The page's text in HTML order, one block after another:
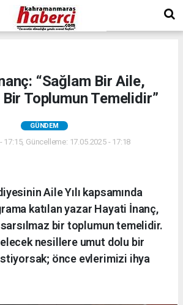
“Sağlam Bir Aile,
Bir Toplumun Temelidir”
GÜNDEM
17:15, Güncelleme: 17.05.2025 - 17:18
Aile Yılı kapsamında
katılan yazar Hayati İnanç,
bir toplumun temelidir.
nesillere umut dolu bir
önce evlerimizi ihya